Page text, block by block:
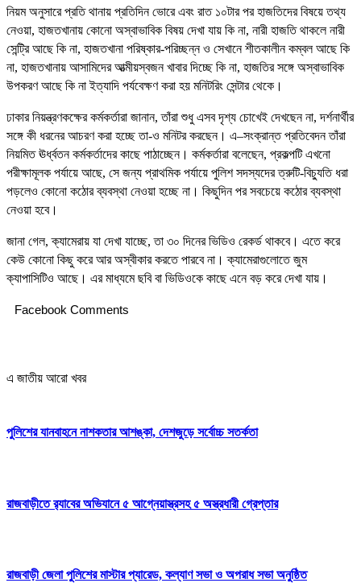
নিয়ম অনুসারে প্রতি থানায় প্রতিদিন ভোরে এবং রাত ১০টার পর হাজতিদের বিষয়ে তথ্য
নেওয়া, হাজতখানায় কোনো অস্বাভাবিক বিষয় দেখা যায় কি না, নারী হাজতি থাকলে নারী
সেন্ট্রি আছে কি না, হাজতখানা পরিষ্কার-পরিচ্ছন্ন ও সেখানে শীতকালীন কম্বল আছে কি
না, হাজতখানায় আসামিদের আত্মীয়স্বজন খাবার দিচ্ছে কি না, হাজতির সঙ্গে অস্বাভাবিক
উপকরণ আছে কি না ইত্যাদি পর্যবেক্ষণ করা হয় মনিটরিং সেন্টার থেকে।
ঢাকার নিয়ন্ত্রণকক্ষের কর্মকর্তারা জানান, তাঁরা শুধু এসব দৃশ্য চোখেই দেখছেন না, দর্শনার্থীর
সঙ্গে কী ধরনের আচরণ করা হচ্ছে তা-ও মনিটর করছেন। এ–সংক্রান্ত প্রতিবেদন তাঁরা
নিয়মিত ঊর্ধ্বতন কর্মকর্তাদের কাছে পাঠাচ্ছেন। কর্মকর্তারা বলেছেন, প্রকল্পটি এখনো
পরীক্ষামূলক পর্যায়ে আছে, সে জন্য প্রাথমিক পর্যায়ে পুলিশ সদস্যদের ত্রুটি-বিচ্যুতি ধরা
পড়লেও কোনো কঠোর ব্যবস্থা নেওয়া হচ্ছে না। কিছুদিন পর সবচেয়ে কঠোর ব্যবস্থা
নেওয়া হবে।
জানা গেল, ক্যামেরায় যা দেখা যাচ্ছে, তা ৩০ দিনের ভিডিও রেকর্ড থাকবে। এতে করে
কেউ কোনো কিছু করে আর অস্বীকার করতে পারবে না। ক্যামেরাগুলোতে জুম
ক্যাপাসিটিও আছে। এর মাধ্যমে ছবি বা ভিডিওকে কাছে এনে বড় করে দেখা যায়।
Facebook Comments
এ জাতীয় আরো খবর
পুলিশের যানবাহনে নাশকতার আশঙ্কা, দেশজুড়ে সর্বোচ্চ সতর্কতা
রাজবাড়ীতে র‍্যাবের অভিযানে ৫ আগ্নেয়াস্ত্রসহ ৫ অস্ত্রধারী গ্রেপ্তার
রাজবাড়ী জেলা পুলিশের মাস্টার প্যারেড, কল্যাণ সভা ও অপরাধ সভা অনুষ্ঠিত